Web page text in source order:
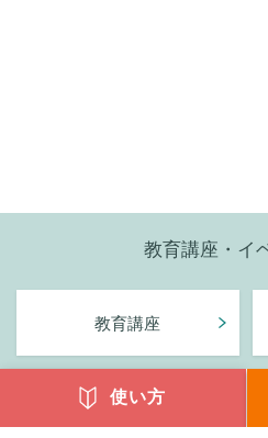
教育講座・イ
教育講座
使い方